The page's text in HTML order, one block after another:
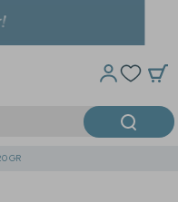
GR